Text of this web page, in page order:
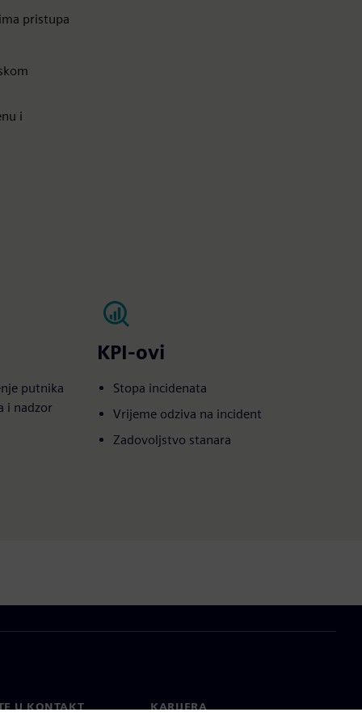
pristupa
i
putnika
i nadzor
KPI-ovi
Stopa incidenata
Vrijeme odziva na incident
Zadovoljstvo stanara
U KONTAKT KARIJERA